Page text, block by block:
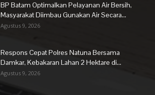
BP Batam Optimalkan Pelayanan Air Bersih,
Masyarakat Diimbau Gunakan Air Secara...
Agustus 9, 2026
Respons Cepat Polres Natuna Bersama
Damkar, Kebakaran Lahan 2 Hektare di...
Agustus 9, 2026